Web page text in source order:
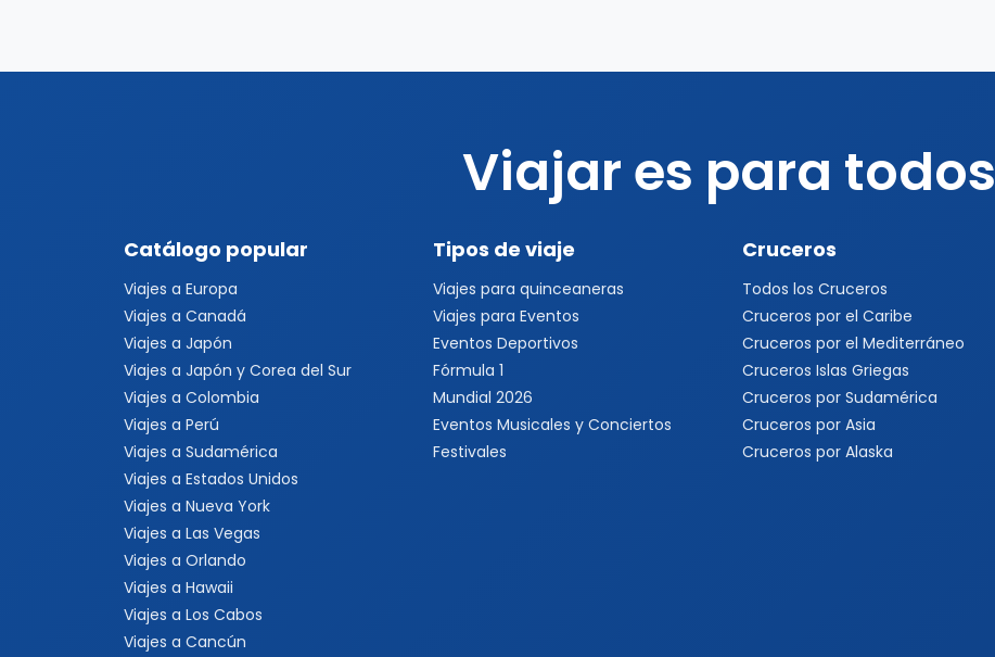
Viajar es para todos
Catálogo popular
Viajes a Europa
Viajes a Canadá
Viajes a Japón
Viajes a Japón y Corea del Sur
Viajes a Colombia
Viajes a Perú
Viajes a Sudamérica
Viajes a Estados Unidos
Viajes a Nueva York
Viajes a Las Vegas
Viajes a Orlando
Viajes a Hawaii
Viajes a Los Cabos
Viajes a Cancún
Tipos de viaje
Viajes para quinceaneras
Viajes para Eventos
Eventos Deportivos
Fórmula 1
Mundial 2026
Eventos Musicales y Conciertos
Festivales
Cruceros
Todos los Cruceros
Cruceros por el Caribe
Cruceros por el Mediterráneo
Cruceros Islas Griegas
Cruceros por Sudamérica
Cruceros por Asia
Cruceros por Alaska